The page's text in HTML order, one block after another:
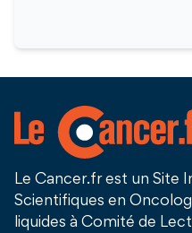
Le Cancer.fr est un Site
Scientifiques en
liquides à Comité de